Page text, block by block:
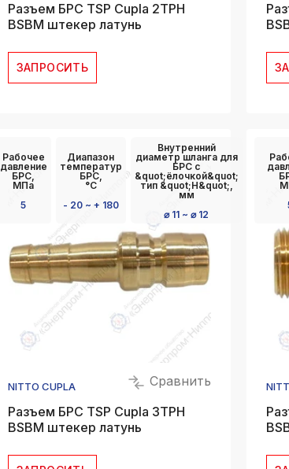
Разъем БРС TSP Cupla 2TPH
BSBM штекер латунь
ЗАПРОСИТЬ
Рабочее
давление
БРС,
МПа
5
Диапазон
температур
БРС,
°C
- 20 ~ + 180
Внутренний
диаметр шланга для
БРС с
&quot;ёлочкой&quot;
тип &quot;Н&quot;,
мм
⌀ 11 ~ ⌀ 12
NITTO CUPLA
Сравнить
Разъем БРС TSP Cupla 3TPH
BSBM штекер латунь